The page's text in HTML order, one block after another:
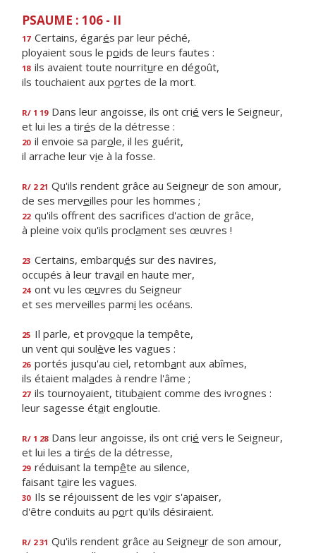
PSAUME : 106 - II
17 Certains, égarés par leur péché,
ployaient sous le poids de leurs fautes :
18 ils avaient toute nourriture en dégoût,
ils touchaient aux portes de la mort.
R/ 1 19 Dans leur angoisse, ils ont crié vers le Seigneur,
et lui les a tirés de la détresse :
20 il envoie sa parole, il les guérit,
il arrache leur vie à la fosse.
R/ 2 21 Qu'ils rendent grâce au Seigneur de son amour,
de ses merveilles pour les hommes ;
22 qu'ils offrent des sacrifces d'action de grâce,
à pleine voix qu'ils proclament ses œuvres !
23 Certains, embarqués sur des navires,
occupés à leur travail en haute mer,
24 ont vu les œuvres du Seigneur
et ses merveilles parmi les océans.
25 Il parle, et provoque la tempête,
un vent qui soulève les vagues :
26 portés jusqu'au ciel, retombant aux abîmes,
ils étaient malades à rendre l'âme ;
27 ils tournoyaient, titubaient comme des ivrognes :
leur sagesse était engloutie.
R/ 1 28 Dans leur angoisse, ils ont crié vers le Seigneur,
et lui les a tirés de la détresse,
29 réduisant la tempête au silence,
faisant taire les vagues.
30 Ils se réjouissent de les voir s'apaiser,
d'être conduits au port qu'ils désiraient.
R/ 2 31 Qu'ils rendent grâce au Seigneur de son amour,